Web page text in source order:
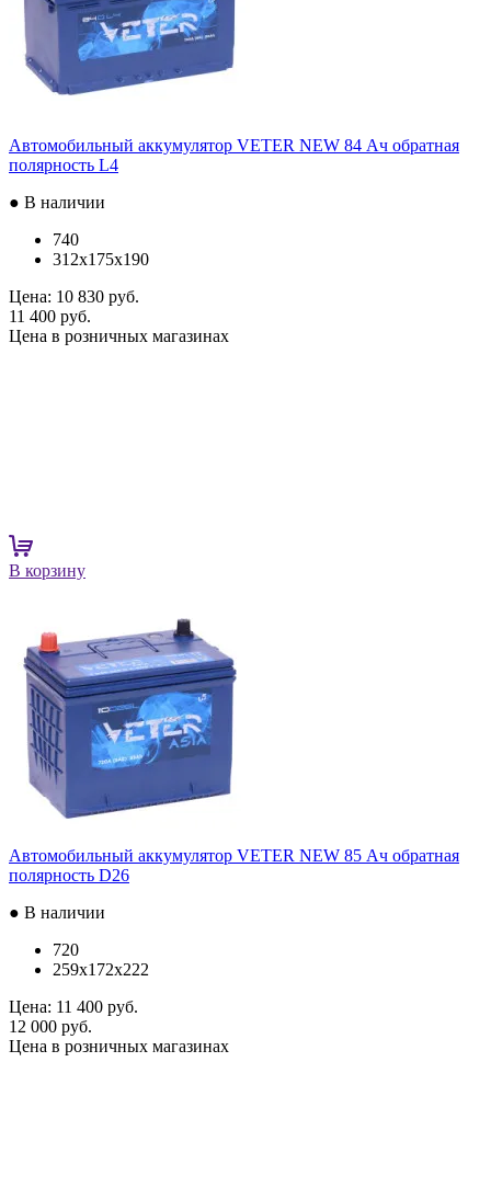
Автомобильный аккумулятор VETER NEW 84 Ач обратная
полярность L4
● В наличии
740
312x175x190
Цена: 10 830 руб.
11 400 руб.
Цена в розничных магазинах
В корзину
Автомобильный аккумулятор VETER NEW 85 Ач обратная
полярность D26
● В наличии
720
259x172x222
Цена: 11 400 руб.
12 000 руб.
Цена в розничных магазинах